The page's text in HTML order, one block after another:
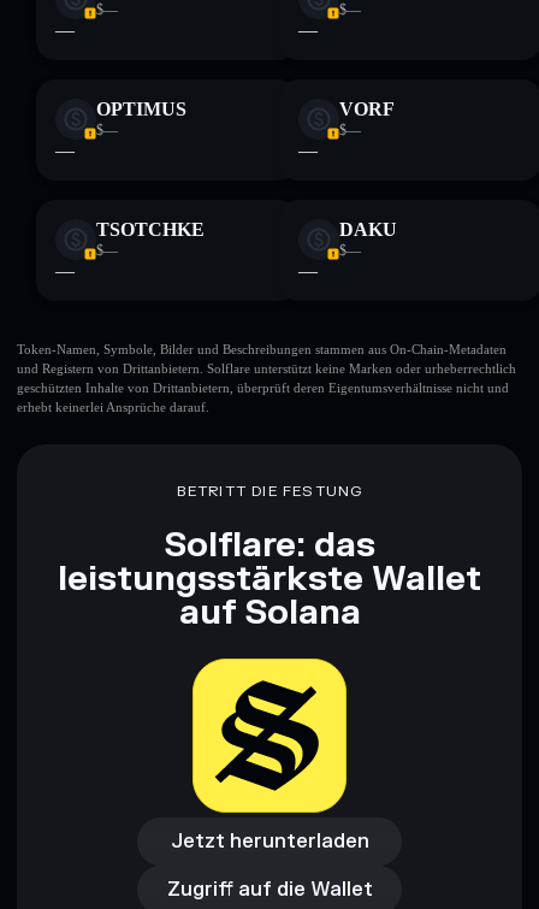
$—
—
$—
—
OPTIMUS
$—
—
VORF
$—
—
TSOTCHKE
$—
—
DAKU
$—
—
Token-Namen, Symbole, Bilder und Beschreibungen stammen aus On-Chain-Metadaten
und Registern von Drittanbietern. Solflare unterstützt keine Marken oder urheberrechtlich
geschützten Inhalte von Drittanbietern, überprüft deren Eigentumsverhältnisse nicht und
erhebt keinerlei Ansprüche darauf.
BETRITT DIE FESTUNG
Solflare: das
leistungsstärkste Wallet
auf Solana
Jetzt herunterladen
Jetzt herunterladen
Zugriff auf die Wallet
Zugriff auf die Wallet